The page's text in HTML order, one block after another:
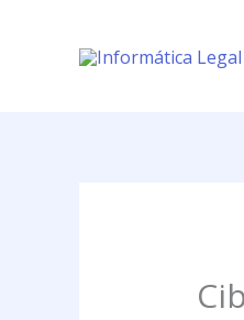
contenido